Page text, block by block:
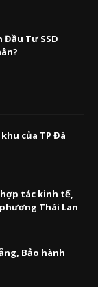
Đầu Tư SSD
của TP Đà
tác kinh tế,
Thái Lan
Bảo hành